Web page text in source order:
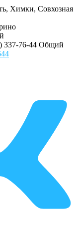
Химки, Совхозная
337-76-44 Общий